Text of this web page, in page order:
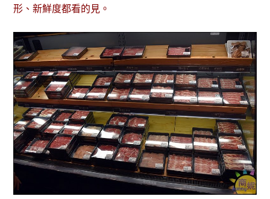
形、新鮮度都看的見。